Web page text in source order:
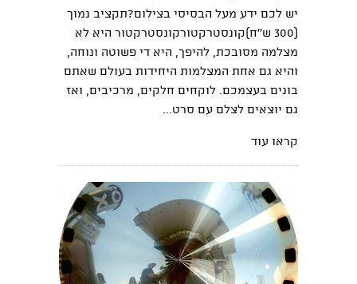
יש לכם ידע מעל הבסיסי בצילום?תקציב נמוך
(300 ש''ח)קונסטרקטורקונסטרקטור היא לא
מצלמה מסובכת, להיפך, היא די פשוטה ונוחה,
והיא גם אחת המצלמות היחידות בעולם שאתם
בונים בעצמכם. לוקחים חלקים, מרכיבים, ואז
גם יוצאים לצלם עם סרט...
קראו עוד